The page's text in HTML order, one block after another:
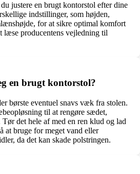
justere en brugt kontorstol efter dine
indstillinger, som højden,
for at sikre optimal komfort
læse producentens vejledning til
en brugt kontorstol?
børste eventuel snavs væk fra stolen.
til at rengøre sædet,
det hele af med en ren klud og lad
at bruge for meget vand eller
da det kan skade polstringen.